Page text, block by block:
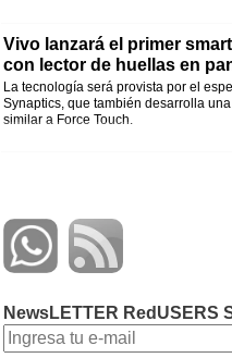
Vivo lanzará el primer
con lector de huellas en
La tecnología será provista por el
Synaptics, que también desarrolla
similar a Force Touch.
NewsLETTER RedUSERS